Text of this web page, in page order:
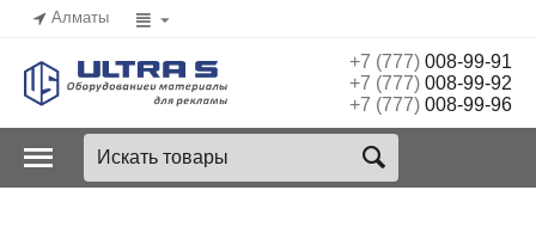
Алматы
+7 (777)008-99-91
+7 (777)008-99-92
+7 (777)008-99-96